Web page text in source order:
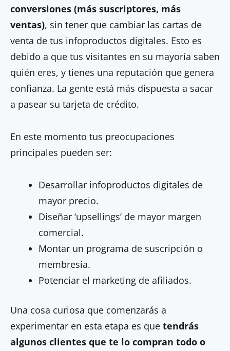
conversiones (más suscriptores, más
ventas), sin tener que cambiar las cartas de
venta de tus infoproductos digitales. Esto es
debido a que tus visitantes en su mayoría saben
quién eres, y tienes una reputación que genera
confianza. La gente está más dispuesta a sacar
a pasear su tarjeta de crédito.
En este momento tus preocupaciones
principales pueden ser:
Desarrollar infoproductos digitales de
mayor precio.
Diseñar ‘upsellings’ de mayor margen
comercial.
Montar un programa de suscripción o
membresía.
Potenciar el marketing de afiliados.
Una cosa curiosa que comenzarás a
experimentar en esta etapa es que tendrás
algunos clientes que te lo compran todo o